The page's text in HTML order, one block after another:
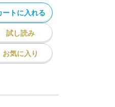
ートに入れる
試し読み
お気に入り